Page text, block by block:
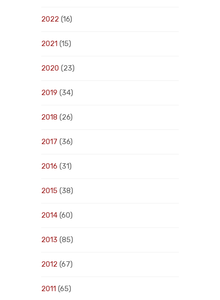
2022 (16)
2021 (15)
2020 (23)
2019 (34)
2018 (26)
2017 (36)
2016 (31)
2015 (38)
2014 (60)
2013 (85)
2012 (67)
2011 (65)